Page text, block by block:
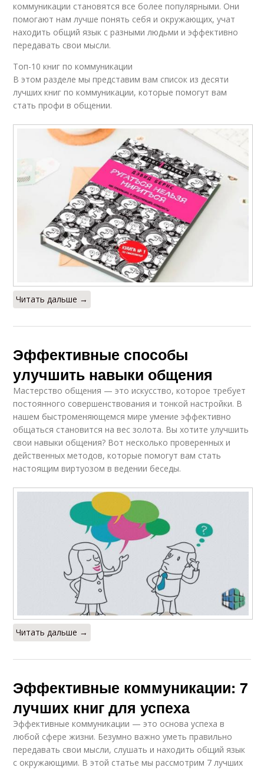
коммуникации становятся все более популярными. Они
помогают нам лучше понять себя и окружающих, учат
находить общий язык с разными людьми и эффективно
передавать свои мысли.
Топ-10 книг по коммуникации
В этом разделе мы представим вам список из десяти
лучших книг по коммуникации, которые помогут вам
стать профи в общении.
Читать дальше →
Эффективные способы
улучшить навыки общения
Мастерство общения — это искусство, которое требует
постоянного совершенствования и тонкой настройки. В
нашем быстроменяющемся мире умение эффективно
общаться становится на вес золота. Вы хотите улучшить
свои навыки общения? Вот несколько проверенных и
действенных методов, которые помогут вам стать
настоящим виртуозом в ведении беседы.
Читать дальше →
Эффективные коммуникации: 7
лучших книг для успеха
Эффективные коммуникации — это основа успеха в
любой сфере жизни. Безумно важно уметь правильно
передавать свои мысли, слушать и находить общий язык
с окружающими. В этой статье мы рассмотрим 7 лучших